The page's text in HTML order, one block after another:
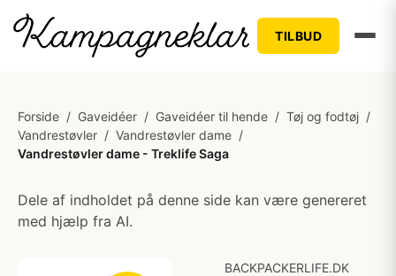
TILBUD
Forside / Gaveidéer / Gaveidéer til hende / Tøj og fodtøj /
Vandrestøvler / Vandrestøvler dame /
Vandrestøvler dame - Treklife Saga
Dele af indholdet på denne side kan være genereret
med hjælp fra AI.
BACKPACKERLIFE.DK